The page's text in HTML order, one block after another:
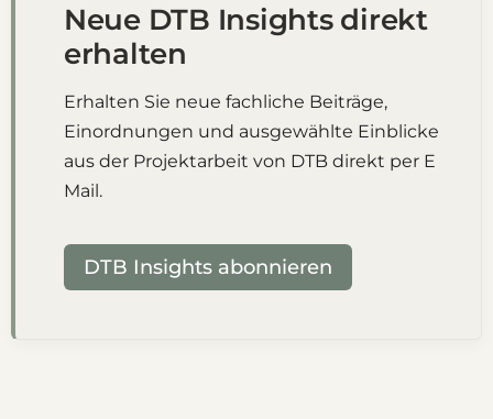
Neue DTB Insights direkt
erhalten
Erhalten Sie neue fachliche Beiträge,
Einordnungen und ausgewählte Einblicke
aus der Projektarbeit von DTB direkt per E
Mail.
DTB Insights abonnieren